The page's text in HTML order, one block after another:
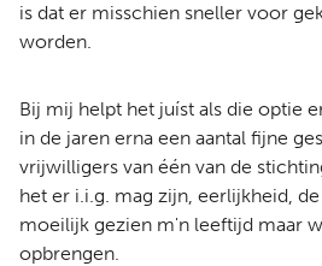
is dat er misschien sneller voor
worden.
Bij mij helpt het juíst als die optie
in de jaren erna een aantal fijne
vrijwilligers van één van de
het er i.i.g. mag zijn, eerlijkheid,
moeilijk gezien m'n leeftijd maar
opbrengen.